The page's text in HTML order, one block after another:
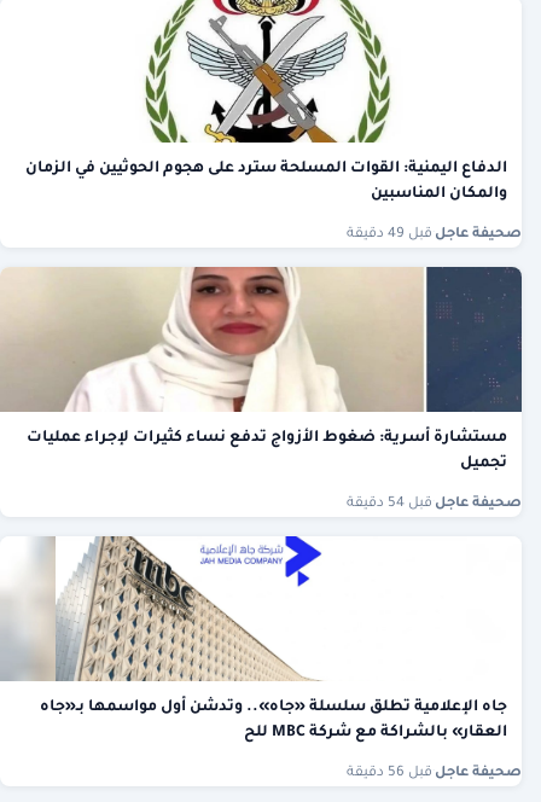
الدفاع اليمنية: القوات المسلحة سترد على هجوم الحوثيين في الزمان
والمكان المناسبين
صحيفة عاجل قبل 49 دقيقة
مستشارة أسرية: ضغوط الأزواج تدفع نساء كثيرات لإجراء عمليات
تجميل
صحيفة عاجل قبل 54 دقيقة
جاه الإعلامية تطلق سلسلة «جاه».. وتدشن أول مواسمها بـ«جاه
العقار» بالشراكة مع شركة MBC للح
صحيفة عاجل قبل 56 دقيقة